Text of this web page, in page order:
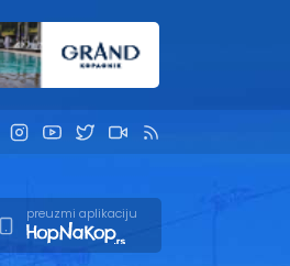
preuzmi aplikaciju